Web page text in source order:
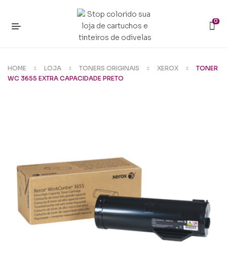
0
HOME LOJA TONERS ORIGINAIS XEROX
TONER
WC 3655 EXTRA CAPACIDADE PRETO